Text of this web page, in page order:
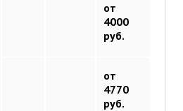
от
4000
руб.
от
4770
руб.